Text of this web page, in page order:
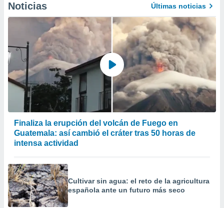
Noticias Últimas noticias
Finaliza la erupción del volcán de Fuego en
Guatemala: así cambió el cráter tras 50 horas de
intensa actividad
Cultivar sin agua: el reto de la agricultura
española ante un futuro más seco